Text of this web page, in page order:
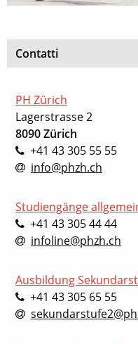
Contatti
PH Zürich
Lagerstrasse 2
8090 Zürich
+41 43 305 55 55
info@phzh.ch
Studiengänge
+41 43 305 44 44
infoline@phzh.ch
Ausbildung
+41 43 305 65 55